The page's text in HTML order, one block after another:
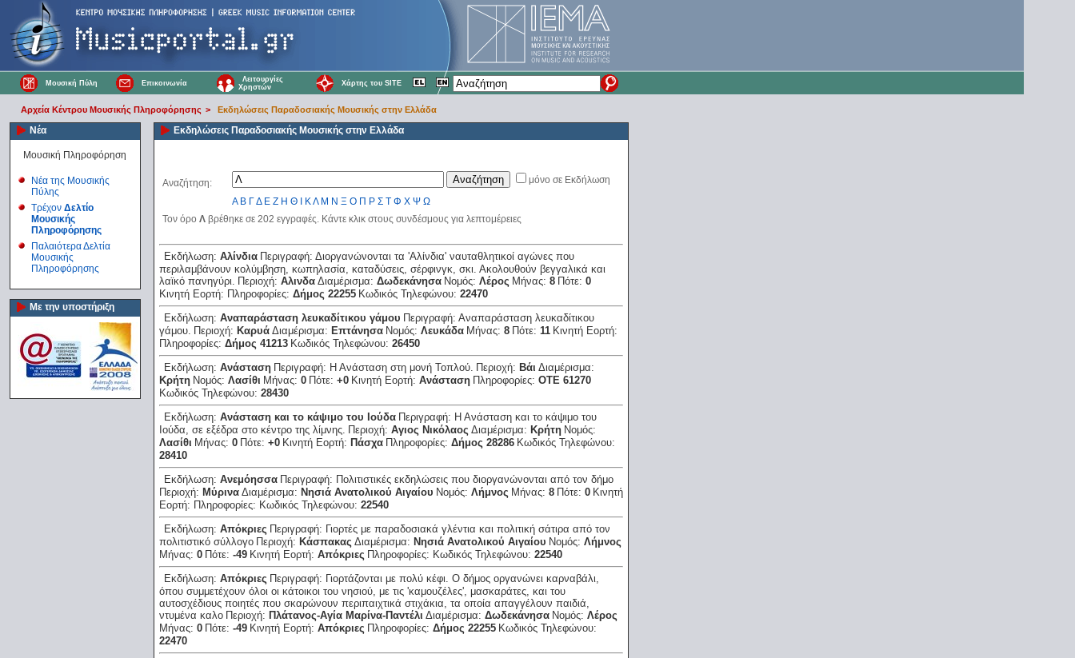
Μουσική Πύλη Επικοινωνία
Λειτουργίες
Χρηστών
Χάρτης του SITE
Αρχεία Κέντρου Μουσικής Πληροφόρησης > Εκδηλώσεις Παραδοσιακής Μουσικής στην Ελλάδα
Νέα
Μουσική Πληροφόρηση
Νέα της Μουσικής
Πύλης
Τρέχον Δελτίο
Μουσικής
Πληροφόρησης
Παλαιότερα Δελτία
Μουσικής
Πληροφόρησης
Με την υποστήριξη
Εκδηλώσεις Παραδοσιακής Μουσικής στην Ελλάδα
Αναζήτηση:
μόνο σε Εκδήλωση
Α Β ΓΔ Ε Ζ Η Θ ΚΛ Μ Ν Ξ Ο Π Ρ Σ Τ Φ Χ Ψ Ω
Τον όρο Λ βρέθηκε σε 202 εγγραφές. Κάντε κλικ στους συνδέσμους για λεπτομέρειες
Εκδήλωση: Αλίνδια Περιγραφή: Διοργανώνονται τα 'Αλίνδια' ναυταθλητικοί αγώνες που
περιλαμβάνουν κολύμβηση, κωπηλασία, καταδύσεις, σέρφινγκ, σκι. Ακολουθούν βεγγαλικά και
λαϊκό πανηγύρι. Περιοχή: Αλινδα Διαμέρισμα: Δωδεκάνησα Νομός: Λέρος Μήνας: 8 Πότε: 0
Κινητή Εορτή: Πληροφορίες: Δήμος 22255 Κωδικός Τηλεφώνου: 22470
Εκδήλωση: Αναπαράσταση λευκαδίτικου γάμου Περιγραφή: Αναπαράσταση λευκαδίτικου
γάμου. Περιοχή: Καρυά Διαμέρισμα: Επτάνησα Νομός: Λευκάδα Μήνας: 8 Πότε: 11 Κινητή Εορτή:
Πληροφορίες: Δήμος 41213 Κωδικός Τηλεφώνου: 26450
Εκδήλωση: Ανάσταση Περιγραφή: Η Ανάσταση στη μονή Τοπλού. Περιοχή: Βάι Διαμέρισμα:
Κρήτη Νομός: Λασίθι Μήνας: 0 Πότε: +0 Κινητή Εορτή: Ανάσταση Πληροφορίες: ΟΤΕ 61270
Κωδικός Τηλεφώνου: 28430
Εκδήλωση: Ανάσταση και το κάψιμο του Ιούδα Περιγραφή: Η Ανάσταση και το κάψιμο του
Ιούδα, σε εξέδρα στο κέντρο της λίμνης. Περιοχή: Αγιος Νικόλαος Διαμέρισμα: Κρήτη Νομός:
Λασίθι Μήνας: 0 Πότε: +0 Κινητή Εορτή: Πάσχα Πληροφορίες: Δήμος 28286 Κωδικός Τηλεφώνου:
28410
Εκδήλωση: Ανεμόησσα Περιγραφή: Πολιτιστικές εκδηλώσεις που διοργανώνονται από τον δήμο
Περιοχή: Μύρινα Διαμέρισμα: Νησιά Ανατολικού Αιγαίου Νομός: Λήμνος Μήνας: 8 Πότε: 0 Κινητή
Εορτή: Πληροφορίες: Κωδικός Τηλεφώνου: 22540
Εκδήλωση: Απόκριες Περιγραφή: Γιορτές με παραδοσιακά γλέντια και πολιτική σάτιρα από τον
πολιτιστικό σύλλογο Περιοχή: Κάσπακας Διαμέρισμα: Νησιά Ανατολικού Αιγαίου Νομός: Λήμνος
Μήνας: 0 Πότε: -49 Κινητή Εορτή: Απόκριες Πληροφορίες: Κωδικός Τηλεφώνου: 22540
Εκδήλωση: Απόκριες Περιγραφή: Γιορτάζονται με πολύ κέφι. Ο δήμος οργανώνει καρναβάλι,
όπου συμμετέχουν όλοι οι κάτοικοι του νησιού, με τις 'καμουζέλες', μασκαράτες, και του
αυτοσχέδιους ποιητές που σκαρώνουν περιπαιχτικά στιχάκια, τα οποία απαγγέλουν παιδιά,
ντυμένα καλο Περιοχή: Πλάτανος-Αγία Μαρίνα-Παντέλι Διαμέρισμα: Δωδεκάνησα Νομός: Λέρος
Μήνας: 0 Πότε: -49 Κινητή Εορτή: Απόκριες Πληροφορίες: Δήμος 22255 Κωδικός Τηλεφώνου:
22470